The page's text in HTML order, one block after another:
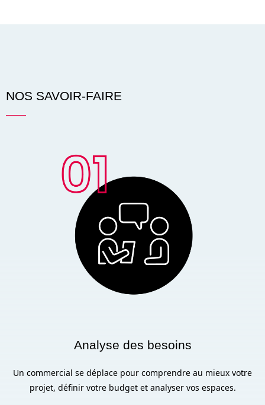
NOS SAVOIR-FAIRE
Analyse des besoins
Un commercial se déplace pour comprendre au mieux votre
projet, définir votre budget et analyser vos espaces.